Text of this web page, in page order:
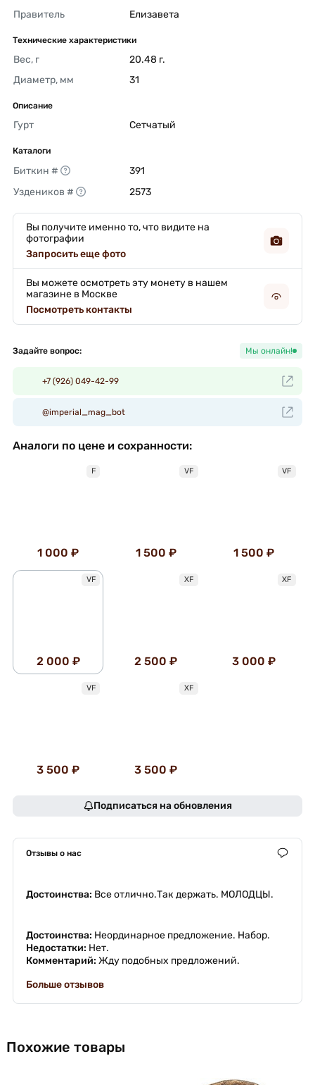
Правитель
Елизавета
Технические характеристики
Вес, г
20.48 г.
Диаметр, мм
31
Описание
Гурт Сетчатый
Каталоги
Биткин #
391
Уздеников #
2573
Вы получите именно то, что видите на
фотографии
Запросить еще фото
Вы можете осмотреть эту монету в нашем
магазине в Москве
Посмотреть контакты
Задайте вопрос: Мы онлайн!
+7 (926) 049-42-99
@imperial_mag_bot
Аналоги по цене и сохранности:
F
1 000 ₽
VF
1 500 ₽
VF
1 500 ₽
VF
2 000 ₽
XF
2 500 ₽
XF
3 000 ₽
VF
3 500 ₽
XF
3 500 ₽
Подписаться на обновления
Отзывы о нас
Достоинства: Все отлично.Так держать. МОЛОДЦЫ.
Достоинства: Неординарное предложение. Набор.
Недостатки: Нет.
Комментарий: Жду подобных предложений.
Больше отзывов
Похожие товары